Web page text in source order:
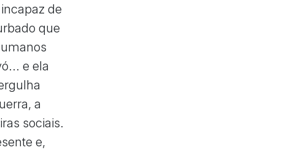
de
que
e ela
a
sociais.
e,